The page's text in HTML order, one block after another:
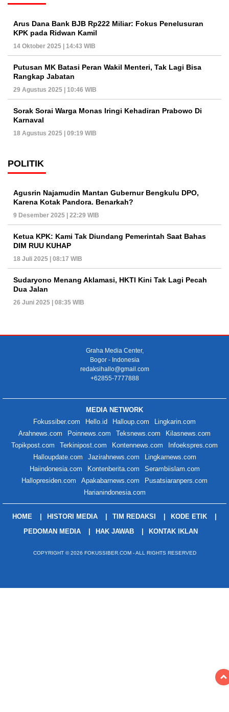
Arus Dana Bank BJB Rp222 Miliar: Fokus Penelusuran
KPK pada Ridwan Kamil
14 Oktober 2025 | 14:43 WIB
Putusan MK Batasi Peran Wakil Menteri, Tak Lagi Bisa
Rangkap Jabatan
29 Agustus 2025 | 10:46 WIB
Sorak Sorai Warga Monas Iringi Kehadiran Prabowo Di
Karnaval
18 Agustus 2025 | 09:19 WIB
POLITIK
Agusrin Najamudin Mantan Gubernur Bengkulu DPO,
Karena Kotak Pandora. Benarkah?
9 Desember 2025 | 22:29 WIB
Ketua KPK: Kami Tak Diundang Pemerintah Saat Bahas
DIM RUU KUHAP
18 Juli 2025 | 08:17 WIB
Sudaryono Menang Aklamasi, HKTI Kini Tak Lagi Pecah
Dua Jalan
26 Juni 2025 | 08:35 WIB
Graha Media Center,
Bogor - Indonesia
redaksihallo@gmail.com
+62855-7777888
MEDIA NETWORK
Fokussiber.com
Hello.id Halloup.com
Lingkarin.com
Arahnews.com
Poinnews.com Teksnews.com
Kilasnews.com
Topikpost.com
Terkinipost.com Kontennews.com
Infoekspres.com
Halloupdate.com
Jazirahnews.com
Lingkarnews.com
Haiindonesia.com
Kontenberita.com
Serambiislam.com
Hallopresiden.com
Apakabarnews.com
Pusatsiaranpers.com
Harianindonesia.com
HOME HISTORI MEDIA TIM REDAKSI
KODE ETIK
PEDOMAN MEDIA
HAK JAWAB KONTAK IKLAN
COPYRIGHT © 2026 FOKUSSIBER.COM - ALL RIGHTS RESERVED